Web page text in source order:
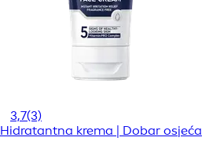
3,7(3)
Hidratantna krema | Dobar